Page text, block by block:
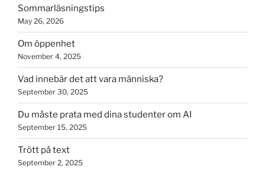
Sommarläsningstips
May 26, 2026
Om öppenhet
November 4, 2025
Vad innebär det att vara människa?
September 30, 2025
Du måste prata med dina studenter om AI
September 15, 2025
Trött på text
September 2, 2025